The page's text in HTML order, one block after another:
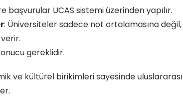
başvurular UCAS sistemi üzerinden yapılır.
: Üniversiteler sadece not ortalamasına değil,
gereklidir.
ve kültürel birikimleri sayesinde uluslararası